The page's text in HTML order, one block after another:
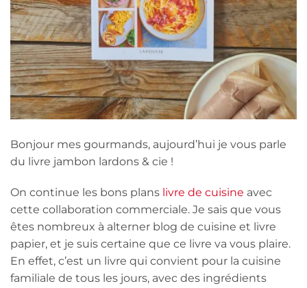
Bonjour mes gourmands, aujourd’hui je vous parle
du livre jambon lardons & cie !
On continue les bons plans livre de cuisine avec
cette collaboration commerciale. Je sais que vous
êtes nombreux à alterner blog de cuisine et livre
papier, et je suis certaine que ce livre va vous plaire.
En effet, c’est un livre qui convient pour la cuisine
familiale de tous les jours, avec des ingrédients